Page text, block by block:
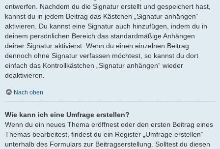
entwerfen. Nachdem du die Signatur erstellt und gespeichert hast,
kannst du in jedem Beitrag das Kästchen „Signatur anhängen“
aktivieren. Du kannst eine Signatur auch hinzufügen, indem du in
deinem persönlichen Bereich das standardmäßige Anhängen
deiner Signatur aktivierst. Wenn du einen einzelnen Beitrag
dennoch ohne Signatur verfassen möchtest, so kannst du dort
einfach das Kontrollkästchen „Signatur anhängen“ wieder
deaktivieren.
Nach oben
Wie kann ich eine Umfrage erstellen?
Wenn du ein neues Thema eröffnest oder den ersten Beitrag eines
Themas bearbeitest, findest du ein Register „Umfrage erstellen“
unterhalb des Formulars zur Beitragserstellung. Solltest du diesen